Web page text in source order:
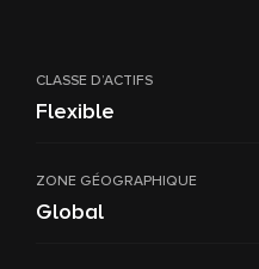
CLASSE D’ACTIFS
Flexible
ZONE GÉOGRAPHIQUE
Global